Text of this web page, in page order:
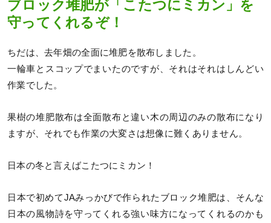
ブロック堆肥が「こたつにミカン」を
守ってくれるぞ！
ちだは、去年畑の全面に堆肥を散布しました。
一輪車とスコップでまいたのですが、それはそれはしんどい
作業でした。
果樹の堆肥散布は全面散布と違い木の周辺のみの散布になり
ますが、それでも作業の大変さは想像に難くありません。
日本の冬と言えばこたつにミカン！
日本で初めてJAみっかびで作られたブロック堆肥は、そんな
日本の風物詩を守ってくれる強い味方になってくれるのかも